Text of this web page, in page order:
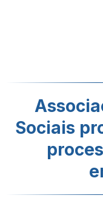
Sociais